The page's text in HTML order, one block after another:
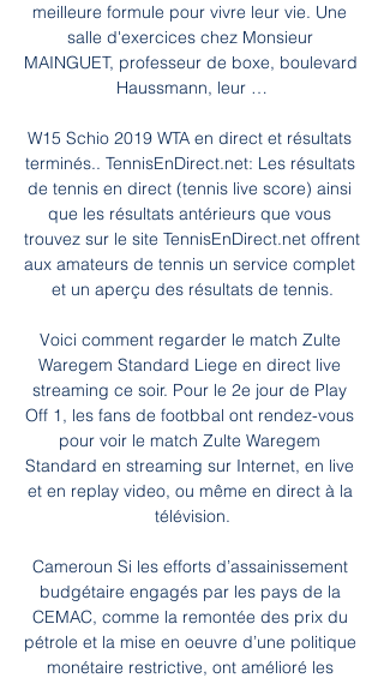
meilleure formule pour vivre leur vie. Une
salle d'exercices chez Monsieur
MAINGUET, professeur de boxe, boulevard
Haussmann, leur …
W15 Schio 2019 WTA en direct et résultats
terminés.. TennisEnDirect.net: Les résultats
de tennis en direct (tennis live score) ainsi
que les résultats antérieurs que vous
trouvez sur le site TennisEnDirect.net offrent
aux amateurs de tennis un service complet
et un aperçu des résultats de tennis.
Voici comment regarder le match Zulte
Waregem Standard Liege en direct live
streaming ce soir. Pour le 2e jour de Play
Off 1, les fans de footbbal ont rendez-vous
pour voir le match Zulte Waregem
Standard en streaming sur Internet, en live
et en replay video, ou même en direct à la
télévision.
Cameroun Si les efforts d’assainissement
budgétaire engagés par les pays de la
CEMAC, comme la remontée des prix du
pétrole et la mise en oeuvre d’une politique
monétaire restrictive, ont amélioré les